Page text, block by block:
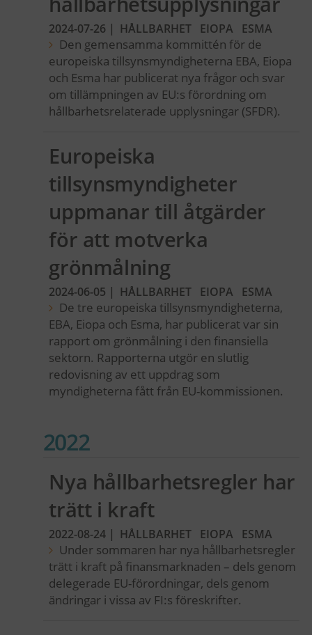
2024-07-26 | HÅLLBARHET EIOPA ESMA
Den gemensamma kommittén för de
europeiska tillsynsmyndigheterna EBA, Eiopa
och Esma har publicerat nya frågor och svar
om tillämpningen av EU:s förordning om
hållbarhetsrelaterade upplysningar (SFDR).
Europeiska
tillsynsmyndigheter
uppmanar till åtgärder
för att motverka
grönmålning
2024-06-05 | HÅLLBARHET EIOPA ESMA
De tre europeiska tillsynsmyndigheterna,
EBA, Eiopa och Esma, har publicerat var sin
rapport om grönmålning i den finansiella
sektorn. Rapporterna utgör en slutlig
redovisning av ett uppdrag som
myndigheterna fått från EU-kommissionen.
2022
Nya hållbarhetsregler har
trätt i kraft
2022-08-24 | HÅLLBARHET EIOPA ESMA
Under sommaren har nya hållbarhetsregler
trätt i kraft på finansmarknaden – dels genom
delegerade EU-förordningar, dels genom
ändringar i vissa av FI:s föreskrifter.